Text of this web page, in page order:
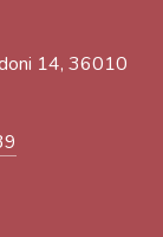
14, 36010